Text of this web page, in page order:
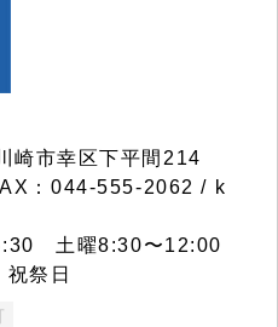
市幸区下平間214
：044-555-2062 / k
土曜8:30〜12:00
祭日